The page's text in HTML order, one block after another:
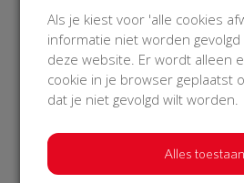
€ 1.052
Philips
26 Oct 2018
15:32 uur
Als je kiest voor 'alle cookies
informatie niet worden gevolgd
deze website. Er wordt alleen
cookie in je browser geplaatst
dat je niet gevolgd wilt worden.
Alles toestaan